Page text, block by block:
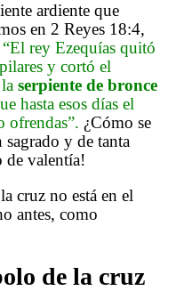
ardiente que
en 2 Reyes 18:4,
“El rey Ezequías quitó
y cortó el
serpiente de bronce
hasta esos días el
ofrendas”. ¿Cómo se
y de tanta
de valentía!
cruz no está en el
antes, como
de la cruz